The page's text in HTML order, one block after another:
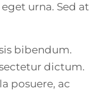
urna. Sed at
bibendum.
dictum.
posuere, ac